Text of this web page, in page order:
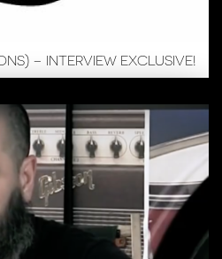
– INTERVIEW EXCLUSIVE!